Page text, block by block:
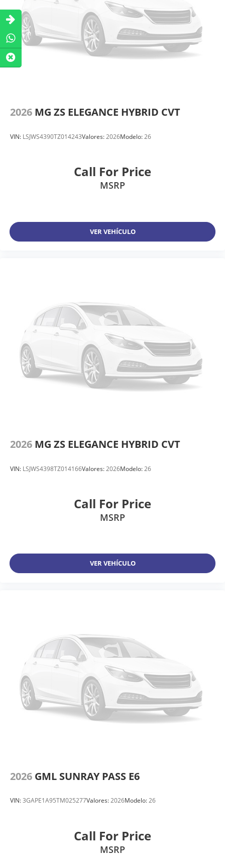
2026 MG ZS ELEGANCE HYBRID CVT
VIN: LSJWS4390TZ014243Valores:2026Modelo:26
Call For Price
MSRP
VER VEHÍCULO
2026 MG ZS ELEGANCE HYBRID CVT
VIN: LSJWS4398TZ014166Valores:2026Modelo:26
Call For Price
MSRP
VER VEHÍCULO
2026 GML SUNRAY PASS E6
VIN:3GAPE1A95TM025277Valores:2026Modelo:26
Call For Price
MSRP